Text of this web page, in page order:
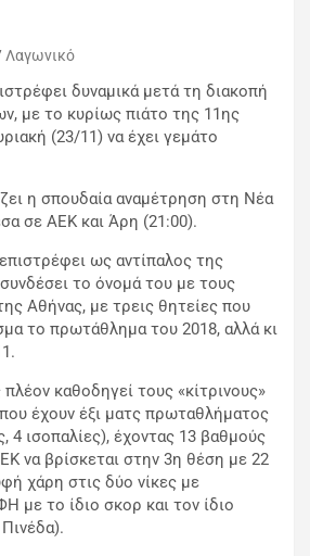
Λαγωνικό
δυναμικά μετά τη διακοπή
με το κυρίως πιάτο της 11ης
(23/11) να έχει γεμάτο
η σπουδαία αναμέτρηση στη Νέα
σε ΑΕΚ και Άρη (21:00).
ως αντίπαλος της
το όνομά του με τους
Αθήνας, με τρεις θητείες που
το πρωτάθλημα του 2018, αλλά κι
πλέον καθοδηγεί τους «κίτρινους»
έχουν έξι ματς πρωταθλήματος
4 ισοπαλίες), έχοντας 13 βαθμούς
να βρίσκεται στην 3η θέση με 22
χάρη στις δύο νίκες με
με το ίδιο σκορ και τον ίδιο